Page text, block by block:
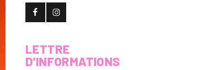
LETTRE
D’INFORMATIONS